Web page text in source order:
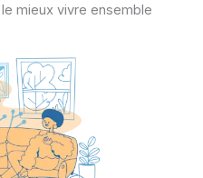
mieux vivre ensemble